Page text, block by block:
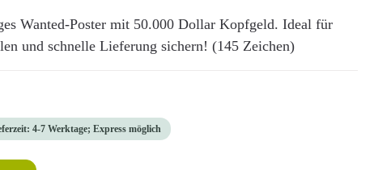
Wanted-Poster mit 50.000 Dollar Kopfgeld. Ideal für
und schnelle Lieferung sichern! (145 Zeichen)
4-7 Werktage; Express möglich